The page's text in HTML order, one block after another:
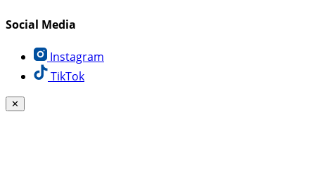
Social Media
Instagram
TikTok
✕